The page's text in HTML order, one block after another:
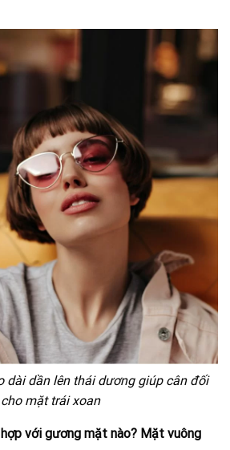
dài dần lên thái dương giúp cân đối
cho mặt trái xoan
với gương mặt nào? Mặt vuông